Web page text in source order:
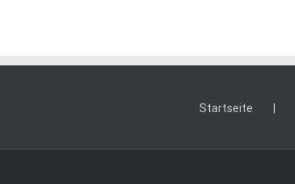
Startseite